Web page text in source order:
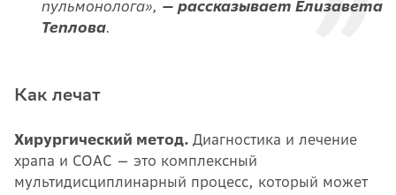
пульмонолога», — рассказывает Елизавета
Теплова.
Как лечат
Хирургический метод. Диагностика и лечение
храпа и СОАС — это комплексный
мультидисциплинарный процесс, который может